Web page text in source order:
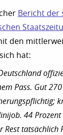
Bericht der
den
hat:
Pass. Gut
44
Rest tatsächlich